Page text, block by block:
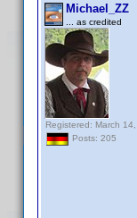
Michael_ZZ
... as credited
Registered: March
Posts: 205